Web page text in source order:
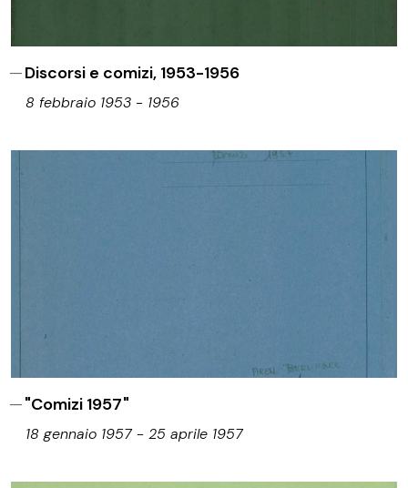
Discorsi e comizi, 1953-1956
8 febbraio 1953 - 1956
"Comizi 1957"
18 gennaio 1957 - 25 aprile 1957